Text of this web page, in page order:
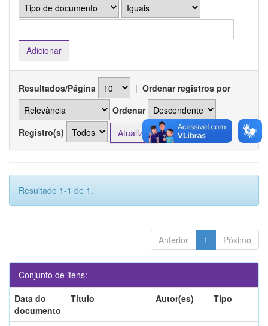
Resultados/Página | Ordenar registros por
Ordenar
Registro(s)
Resultado 1-1 de 1.
Anterior 1 Póximo
Conjunto de itens:
Data do
documento
Título Autor(es) Tipo